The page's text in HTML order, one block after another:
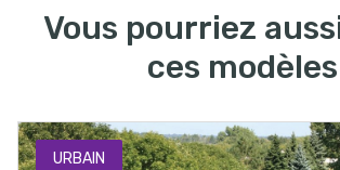
Vous pourriez
ces modèles
URBAIN